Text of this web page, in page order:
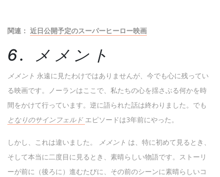
関連： 近日公開予定のスーパーヒーロー映画
6. メメント
メメント 永遠に見たわけではありませんが、今でも心に残ってい
る映画です。ノーランはここで、私たちの心を揺さぶる何かを時
間をかけて行っています。逆に語られた話は終わりました。でも
となりのサインフェルド エピソードは3年前にやった。
しかし、これは違いました。 メメント は、特に初めて見るとき、
そして本当に二度目に見るとき、素晴らしい物語です。ストーリ
ーが前に（後ろに）進むたびに、その前のシーンに素晴らしいコ